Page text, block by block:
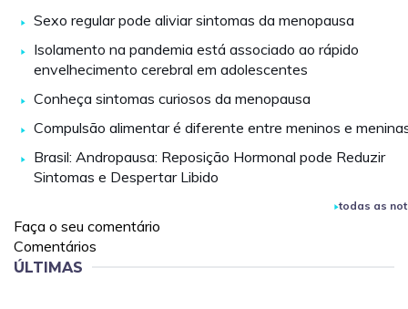
Sexo regular pode aliviar sintomas da menopausa
Isolamento na pandemia está associado ao rápido
envelhecimento cerebral em adolescentes
Conheça sintomas curiosos da menopausa
Compulsão alimentar é diferente entre meninos e
Brasil: Andropausa: Reposição Hormonal pode Reduzir
Sintomas e Despertar Libido
todas as
Faça o seu comentário
Comentários
ÚLTIMAS